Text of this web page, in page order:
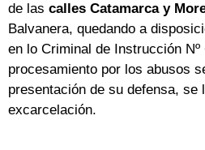
de las calles Catamarca y
Balvanera, quedando a
en lo Criminal de Instrucción
procesamiento por los abusos
presentación de su defensa, se
excarcelación.